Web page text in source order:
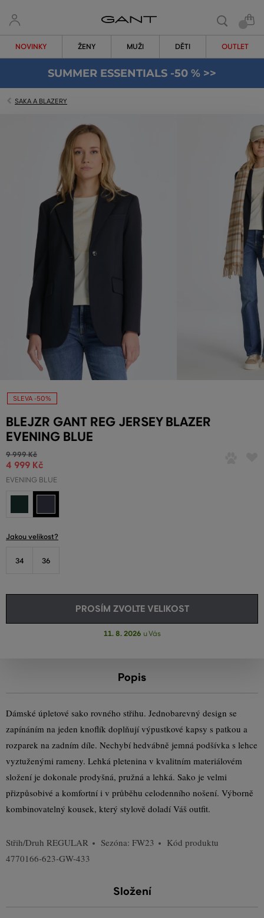
NOVINKY ŽENY MUŽI DĚTI OUTLET
SUMMER ESSENTIALS -50 % >>
SAKA A BLAZERY
SLEVA -50%
BLEJZR GANT REG JERSEY BLAZER
EVENING BLUE
9 999 Kč
4 999 Kč
EVENING BLUE
Jakou velikost?
34 36
PROSÍM ZVOLTE VELIKOST
11. 8. 2026 u Vás
Popis
Dámské úpletové sako rovného střihu. Jednobarevný design se
zapínáním na jeden knoflík doplňují výpustkové kapsy s patkou a
rozparek na zadním díle. Nechybí hedvábně jemná podšívka s lehce
vyztuženými rameny. Lehká pletenina v kvalitním materiálovém
složení je dokonale prodyšná, pružná a lehká. Sako je velmi
přizpůsobivé a komfortní i v průběhu celodenního nošení. Výborně
kombinovatelný kousek, který stylově doladí Váš outfit.
Střih/Druh REGULAR Sezóna: FW23
Kód produktu
4770166-623-GW-433
Složení